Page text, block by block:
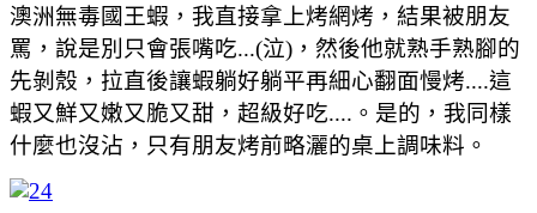
澳洲無毒國王蝦，我直接拿上烤網烤，結果被朋友
罵，說是別只會張嘴吃...(泣)，然後他就熟手熟腳的
先剝殼，拉直後讓蝦躺好躺平再細心翻面慢烤....這
蝦又鮮又嫩又脆又甜，超級好吃....。是的，我同樣
什麼也沒沾，只有朋友烤前略灑的桌上調味料。